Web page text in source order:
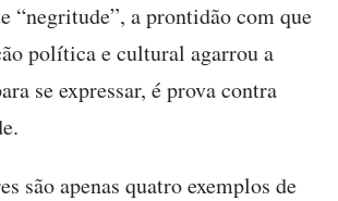
“negritude”, a prontidão com que
política e cultural agarrou a
se expressar, é prova contra
são apenas quatro exemplos de